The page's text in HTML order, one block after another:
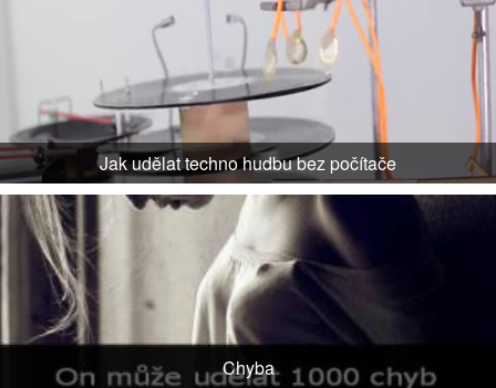
Jak udělat techno hudbu bez počítače
Chyba